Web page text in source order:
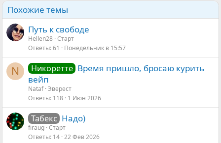
Похожие темы
Путь к свободе
Hellen28 Старт
Ответы 61 Понедельник в 15:57
N Никоретте Время пришло, бросаю курить
вейп
Nataf Эверест
Ответы 118 1 Июн 2026
Табекс Надо)
firaug Старт
Ответы 14 22 Фев 2026